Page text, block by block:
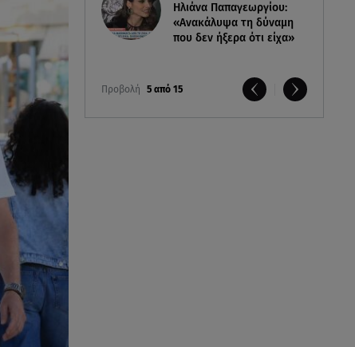
Ηλιάνα Παπαγεωργίου:
«Ανακάλυψα τη δύναμη
που δεν ήξερα ότι είχα»
Προβολή 5 από 15